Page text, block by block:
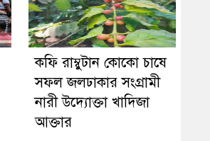
কফি রাম্বুটান কোকো চাষে
সফল জলঢাকার সংগ্রামী
নারী উদ্যোক্তা খাদিজা
আক্তার